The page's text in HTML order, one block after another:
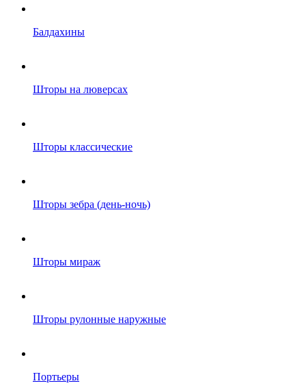
Балдахины
Шторы на люверсах
Шторы классические
Шторы зебра (день-ночь)
Шторы мираж
Шторы рулонные наружные
Портьеры